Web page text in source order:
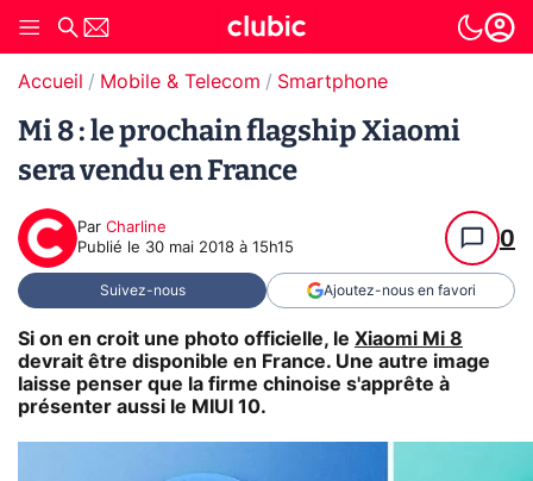
Accueil Mobile & Telecom Smartphone
Mi 8 : le prochain flagship Xiaomi
sera vendu en France
Par Charline
Publié le 30 mai 2018 à 15h15 0
Suivez-nous Ajoutez-nous en favori
Si on en croit une photo officielle, le Xiaomi Mi 8
devrait être disponible en France. Une autre image
laisse penser que la firme chinoise s'apprête à
présenter aussi le MIUI 10.